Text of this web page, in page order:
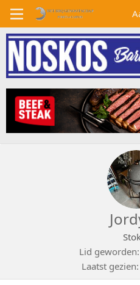
Lid geworden
Laatst gezien